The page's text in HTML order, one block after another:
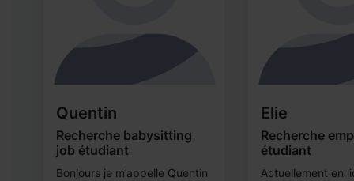
Quentin
Recherche babysitting
job étudiant
Bonjours je m’appelle Quentin
Elie
Recherche
étudiant
Actuellement en